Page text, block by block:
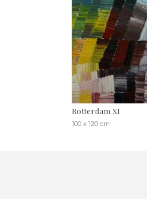
Rotterdam XI
100 x 120 cm